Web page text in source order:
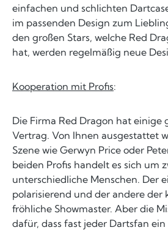
einfachen und schlichten
im passenden Design zum
den großen Stars, welche Red
hat, werden regelmäßig neue
Kooperation mit Profis:
Die Firma Red Dragon hat einige
Vertrag. Von Ihnen ausgestattet
Szene wie Gerwyn Price oder
beiden Profis handelt es sich um
unterschiedliche Menschen. Der
polarisierend und der andere
fröhliche Showmaster. Aber die
dafür, dass fast jeder Dartsfan